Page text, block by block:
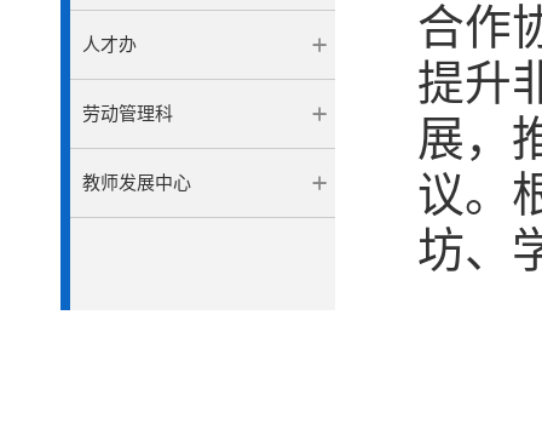
人才办
劳动管理科
教师发展中心
合作
提升
展，
议。
坊、